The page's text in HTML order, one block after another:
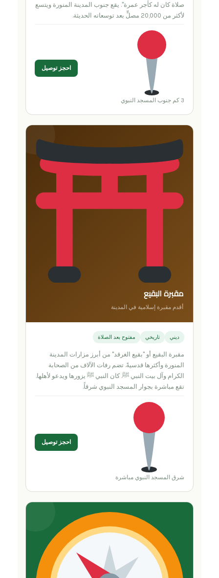
صلاة كان له كأجر عمرة". يقع جنوب المدينة المنورة ويتسع
لأكثر من 20,000 مصلٍّ بعد توسعاته الحديثة.
3 كم جنوب المسجد النبوي
احجز توصيل
مقبرة البقيع
أقدم مقبرة إسلامية في المدينة
ديني تاريخي مفتوح بعد الصلاة
مقبرة البقيع أو "بقيع الغرقد" من أبرز مزارات المدينة
المنورة وأكثرها قدسيةً. تضم رفات الآلاف من الصحابة
الكرام وآل بيت النبي ﷺ. كان النبي ﷺ يزورها ويدعو لأهلها.
تقع مباشرة بجوار المسجد النبوي شرقاً.
شرق المسجد النبوي مباشرة
احجز توصيل